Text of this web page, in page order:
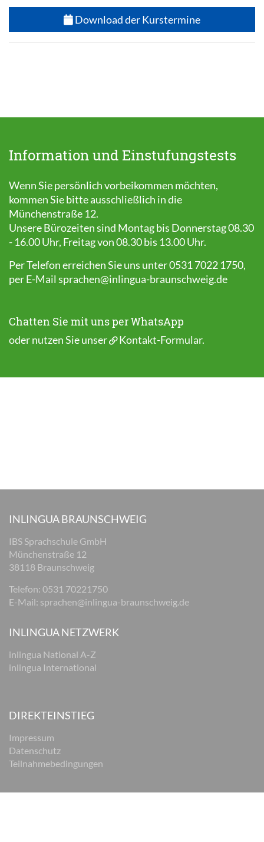
Download der Kurstermine
Information und Einstufungstests
Wenn Sie persönlich vorbeikommen möchten,
kommen Sie bitte ausschließlich in die
Münchenstraße 12.
Unsere Bürozeiten sind Montag bis Donnerstag 08.30
- 16.00 Uhr, Freitag von 08.30 bis 13.00 Uhr.
Per Telefon erreichen Sie uns unter 0531 7022 1750,
per E-Mail sprachen@inlingua-braunschweig.de
Chatten Sie mit uns per WhatsApp
oder nutzen Sie unser Kontakt-Formular.
INLINGUA BRAUNSCHWEIG
IBS Sprachschule GmbH
Münchenstraße 12
38118 Braunschweig
Telefon: 0531 70221750
E-Mail: sprachen@inlingua-braunschweig.de
INLINGUA NETZWERK
inlingua National A-Z
inlingua International
DIREKTEINSTIEG
Impressum
Datenschutz
Teilnahmebedingungen